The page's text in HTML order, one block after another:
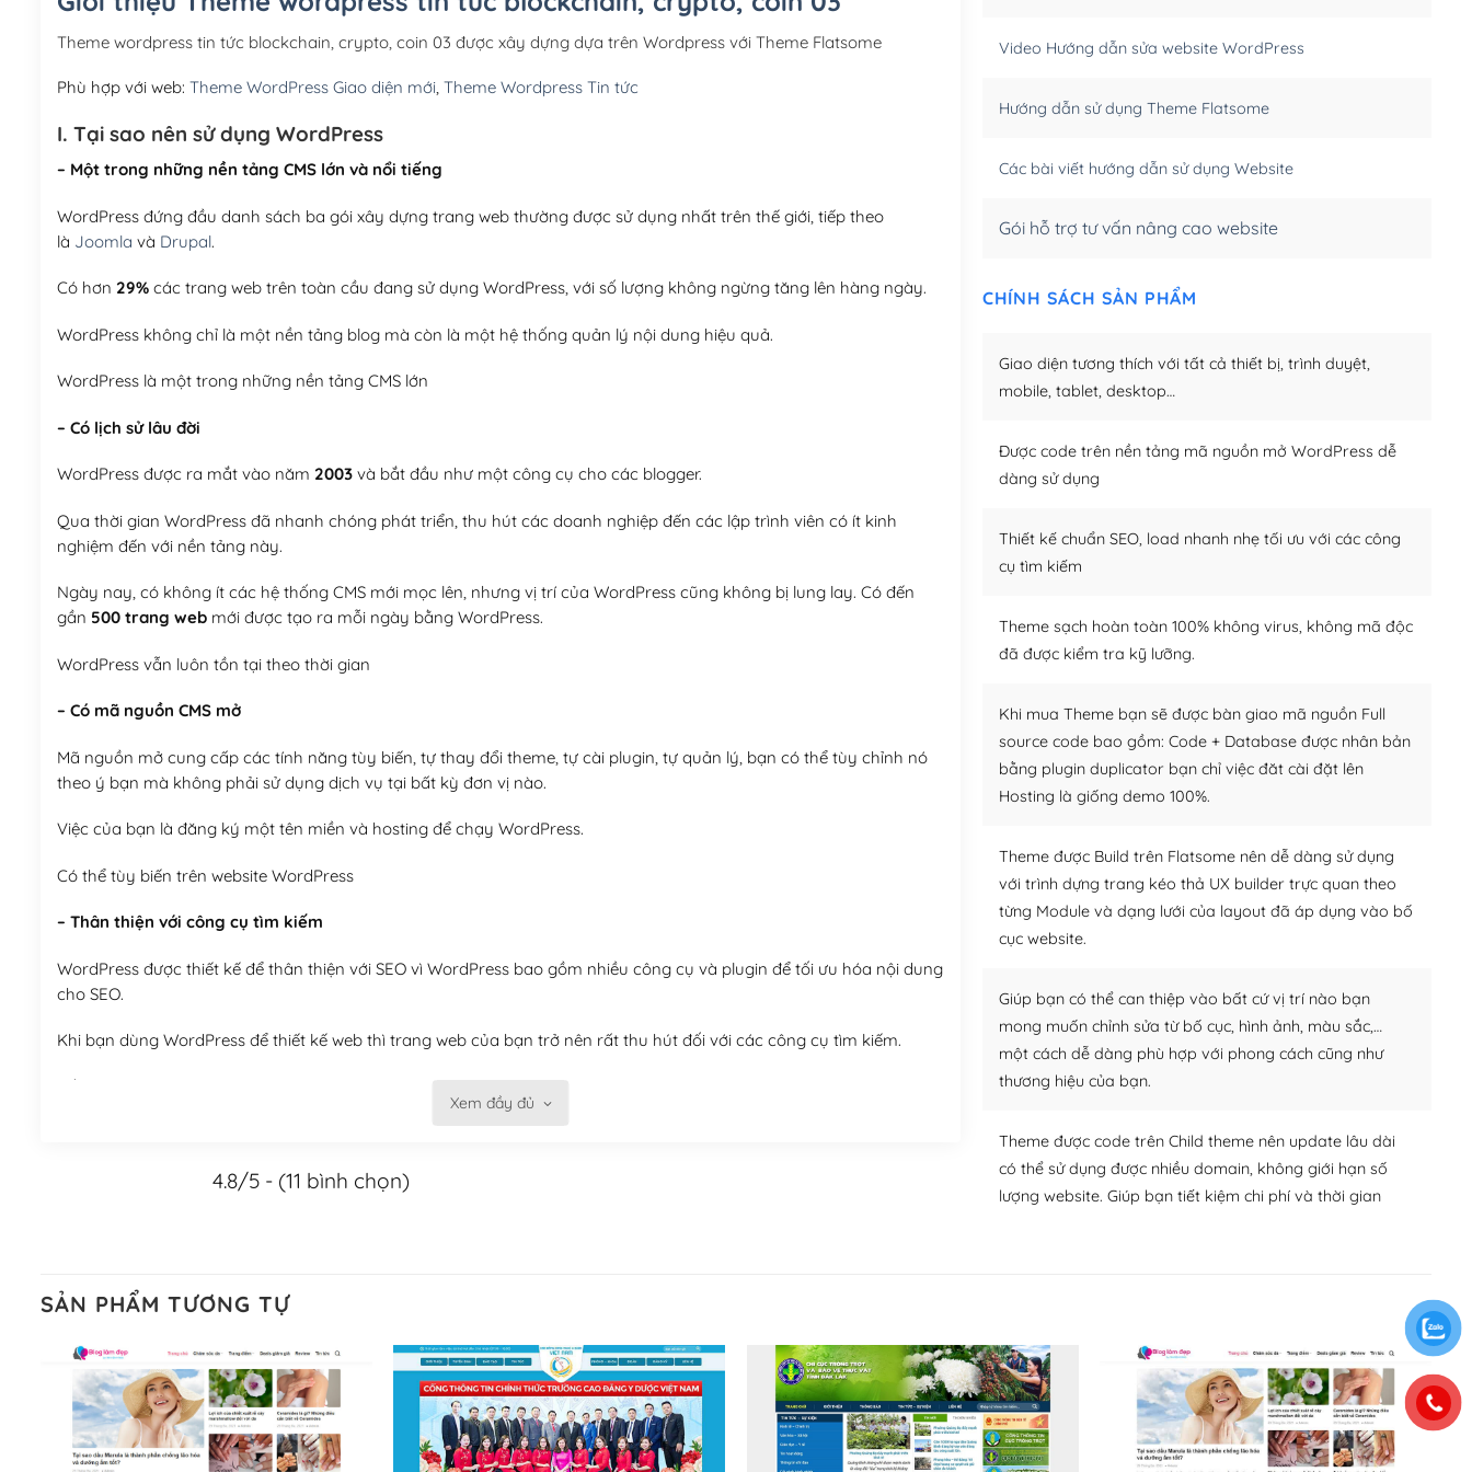
Hosting 3GB SSD (1 năm)
(+950,000₫)
Theme wordpress tin tức blockchain, crypto, coin 03 được xây dựng dựa trên Wordpress với Theme Flatsome
Phù hợp với web: Theme WordPress Giao diện mới, Theme Wordpress Tin tức
I. Tại sao nên sử dụng WordPress
– Một trong những nền tảng CMS lớn và nổi tiếng
WordPress đứng đầu danh sách ba gói xây dựng trang web thường được sử dụng nhất trên thế giới, tiếp theo
là Joomla và Drupal.
Có hơn 29%các trang web trên toàn cầu đang sử dụng WordPress, với số lượng không ngừng tăng lên hàng ngày.
WordPress không chỉ là một nền tảng blog mà còn là một hệ thống quản lý nội dung hiệu quả.
WordPress là một trong những nền tảng CMS lớn
– Có lịch sử lâu đời
WordPress được ra mắt vào năm 2003và bắt đầu như một công cụ cho các blogger.
Qua thời gian WordPress đã nhanh chóng phát triển, thu hút các doanh nghiệp đến các lập trình viên có ít kinh
nghiệm đến với nền tảng này.
Ngày nay, có không ít các hệ thống CMS mới mọc lên, nhưng vị trí của WordPress cũng không bị lung lay. Có đến
gần 500 trang webmới được tạo ra mỗi ngày bằng WordPress.
WordPress vẫn luôn tồn tại theo thời gian
– Có mã nguồn CMS mở
Mã nguồn mở cung cấp các tính năng tùy biến, tự thay đổi theme, tự cài plugin, tự quản lý, bạn có thể tùy chỉnh nó
theo ý bạn mà không phải sử dụng dịch vụ tại bất kỳ đơn vị nào.
Việc của bạn là đăng ký một tên miền và hosting để chạy WordPress.
Có thể tùy biến trên website WordPress
– Thân thiện với công cụ tìm kiếm
WordPress được thiết kế để thân thiện với SEO vì WordPress bao gồm nhiều công cụ và plugin để tối ưu hóa nội dung
cho SEO.
Khi bạn dùng WordPress để thiết kế web thì trang web của bạn trở nên rất thu hút đối với các công cụ tìm kiếm.
Tối ưu hóa công cụ tìm kiếm
Khi bạn sử dụng WordPress, thì vấn đề giao diện của bạn trở nên dễ dàng và nhanh chóng. Với kho Theme
– Sở hữu một cộng đồng lớn, sẵn sàng hỗ trợ
WordPress là nơi lưu trữ cho một diễn đàn cộng đồng khổng lồ được kiểm duyệt bởi các nhân viên và những người
cuồng tín WordPress.
Xem đầy đủ
4.8/5 - (11 bình chọn)
Video Hướng dẫn sửa website WordPress
Hướng dẫn sử dụng Theme Flatsome
Các bài viết hướng dẫn sử dụng Website
Gói hỗ trợ tư vấn nâng cao website
CHÍNH SÁCH SẢN PHẨM
Giao diện tương thích với tất cả thiết bị, trình duyệt,
mobile, tablet, desktop…
Được code trên nền tảng mã nguồn mở WordPress dễ
dàng sử dụng
Thiết kế chuẩn SEO, load nhanh nhẹ tối ưu với các công
cụ tìm kiếm
Theme sạch hoàn toàn 100% không virus, không mã độc
đã được kiểm tra kỹ lưỡng.
Khi mua Theme bạn sẽ được bàn giao mã nguồn Full
source code bao gồm: Code + Database được nhân bản
bằng plugin duplicator bạn chỉ việc đăt cài đặt lên
Hosting là giống demo 100%.
Theme được Build trên Flatsome nên dễ dàng sử dụng
với trình dựng trang kéo thả UX builder trực quan theo
từng Module và dạng lưới của layout đã áp dụng vào bố
cục website.
Giúp bạn có thể can thiệp vào bất cứ vị trí nào bạn
mong muốn chỉnh sửa từ bố cục, hình ảnh, màu sắc,…
một cách dễ dàng phù hợp với phong cách cũng như
thương hiệu của bạn.
Theme được code trên Child theme nên update lâu dài
có thể sử dụng được nhiều domain, không giới hạn số
lượng website. Giúp bạn tiết kiệm chi phí và thời gian
SẢN PHẨM TƯƠNG TỰ